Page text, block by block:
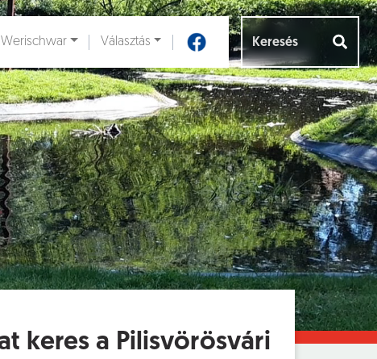
Werischwar Választás
keres a Pilisvörösvári
Aloldalak []